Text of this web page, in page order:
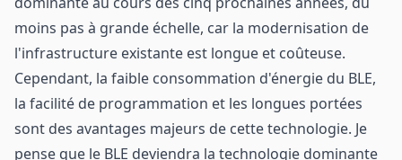
moins pas à grande échelle, car la modernisation de
l'infrastructure existante est longue et coûteuse.
Cependant, la faible consommation d'énergie du BLE,
la facilité de programmation et les longues portées
sont des avantages majeurs de cette technologie. Je
pense que le BLE deviendra la technologie dominante